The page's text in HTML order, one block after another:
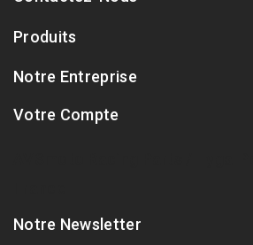
Produits
Notre Entreprise
Votre Compte
Notre Newsletter